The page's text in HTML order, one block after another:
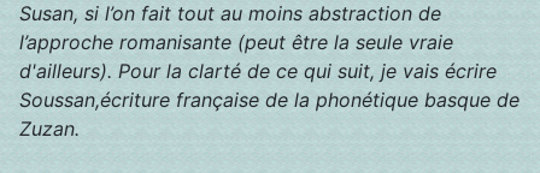
Susan, si l’on fait tout au moins abstraction de
l’approche romanisante (peut être la seule vraie
d'ailleurs). Pour la clarté de ce qui suit, je vais écrire
Soussan,écriture française de la phonétique basque de
Zuzan.